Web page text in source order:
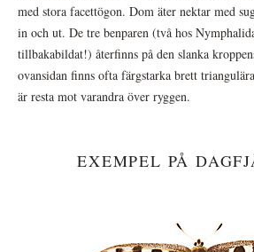
med stora facettögon. Dom äter nektar med
in och ut. De tre benparen (två hos
tillbakabildat!) återfinns på den slanka
ovansidan finns ofta färgstarka brett
är resta mot varandra över ryggen.
EXEMPEL PÅ